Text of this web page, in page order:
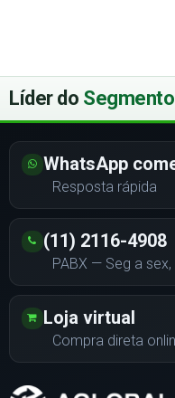
Líder do Segmento
WhatsApp
Resposta rápida
(11) 2116-4908
PABX — Seg a
Loja virtual
Compra direta